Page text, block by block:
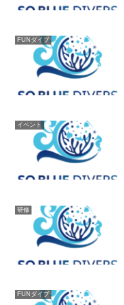
FUNダイブ
イベント
研修
FUNダイブ